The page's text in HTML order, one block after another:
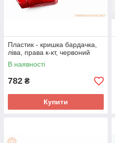
Пластик - кришка бардачка,
ліва, права к-кт, червоний
В наявності
782 ₴
Купити